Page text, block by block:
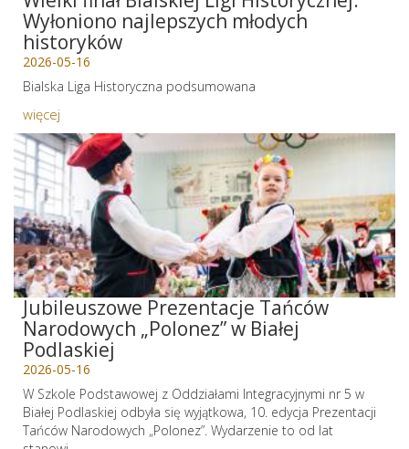
Wyłoniono najlepszych młodych
historyków
2026-05-16
Bialska Liga Historyczna podsumowana
więcej
Jubileuszowe Prezentacje Tańców
Narodowych „Polonez” w Białej
Podlaskiej
2026-05-16
W Szkole Podstawowej z Oddziałami Integracyjnymi nr 5 w
Białej Podlaskiej odbyła się wyjątkowa, 10. edycja Prezentacji
Tańców Narodowych „Polonez”. Wydarzenie to od lat